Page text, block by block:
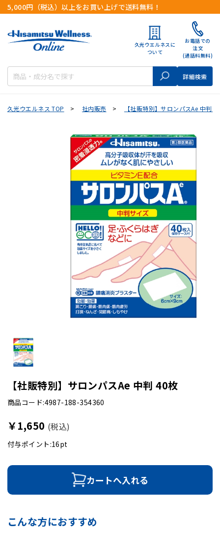
5,000円（税込）以上をお買い上げで送料無料！
久光ウエルネスに
ついて
お電話での
注文
(通話料無料)
検索 詳細検索
久光ウエルネス TOP > 社内販売 > 【社販特別】サロンパスAe 中判
【社販特別】サロンパスAe 中判 40枚
商品コード:4987-188-354360
￥1,650 (税込)
付与ポイント:16pt
カートへ入れる
こんな方におすすめ